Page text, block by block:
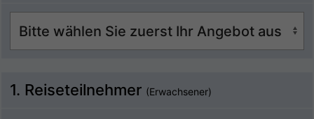
1. Reiseteilnehmer (Erwachsener)